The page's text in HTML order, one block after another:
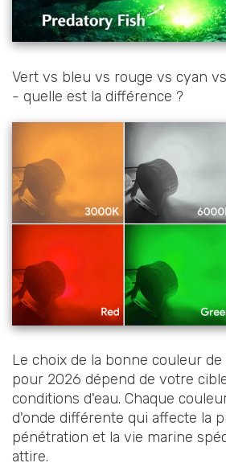
Vert vs bleu vs rouge vs cyan
- quelle est la différence ?
Le choix de la bonne couleur
pour 2026 dépend de votre
conditions d'eau. Chaque
d'onde différente qui affecte la
pénétration et la vie marine
attire.